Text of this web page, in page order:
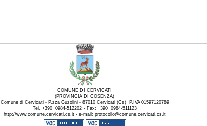
COMUNE DI CERVICATI
(PROVINCIA DI COSENZA)
Comune di Cervicati - P.zza Guzolini - 87010 Cervicati (Cs) P.IVA 01597120789
Tel. +390 0984-512202 - Fax: +390 0984-511123
http://www.comune.cervicati.cs.it - e-mail: protocollo@comune.cervicati.cs.it